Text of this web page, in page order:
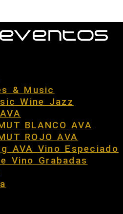
& Music
Wine Jazz
BLANCO AVA
ROJO AVA
AVA Vino Especiado
Vino Grabadas